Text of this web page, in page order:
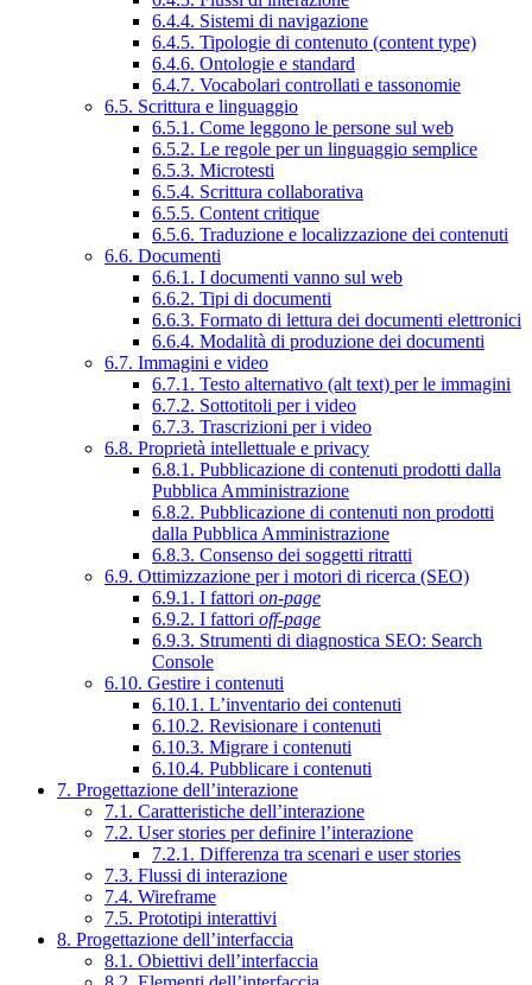
6.4.4. Sistemi di navigazione
6.4.5. Tipologie di contenuto (content type)
6.4.6. Ontologie e standard
6.4.7. Vocabolari controllati e tassonomie
6.5. Scrittura e linguaggio
6.5.1. Come leggono le persone sul web
6.5.2. Le regole per un linguaggio semplice
6.5.3. Microtesti
6.5.4. Scrittura collaborativa
6.5.5. Content critique
6.5.6. Traduzione e localizzazione dei contenuti
6.6. Documenti
6.6.1. I documenti vanno sul web
6.6.2. Tipi di documenti
6.6.3. Formato di lettura dei documenti elettronici
6.6.4. Modalità di produzione dei documenti
6.7. Immagini e video
6.7.1. Testo alternativo (alt text) per le immagini
6.7.2. Sottotitoli per i video
6.7.3. Trascrizioni per i video
6.8. Proprietà intellettuale e privacy
6.8.1. Pubblicazione di contenuti prodotti dalla
Pubblica Amministrazione
6.8.2. Pubblicazione di contenuti non prodotti
dalla Pubblica Amministrazione
6.8.3. Consenso dei soggetti ritratti
6.9. Ottimizzazione per i motori di ricerca (SEO)
6.9.1. I fattori on-page
6.9.2. I fattori off-page
6.9.3. Strumenti di diagnostica SEO: Search
Console
6.10. Gestire i contenuti
6.10.1. L’inventario dei contenuti
6.10.2. Revisionare i contenuti
6.10.3. Migrare i contenuti
6.10.4. Pubblicare i contenuti
7. Progettazione dell’interazione
7.1. Caratteristiche dell’interazione
7.2. User stories per definire l’interazione
7.2.1. Differenza tra scenari e user stories
7.3. Flussi di interazione
7.4. Wireframe
7.5. Prototipi interattivi
8. Progettazione dell’interfaccia
8.1. Obiettivi dell’interfaccia